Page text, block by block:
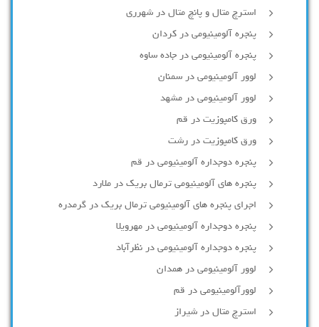
استرچ متال و پانچ متال در شهرری
پنجره آلومینیومی در کردان
پنجره آلومینیومی در جاده ساوه
لوور آلومینیومی در سمنان
لوور آلومینیومی در مشهد
ورق کامپوزیت در قم
ورق کامپوزیت در رشت
پنجره دوجداره آلومينيومی در قم
پنجره های آلومینیومی ترمال بریک در ملارد
اجرای پنجره های آلومینیومی ترمال بریک در گرمدره
پنجره دوجداره آلومینیومی در مهرویلا
پنجره دوجداره آلومینیومی در نظرآباد
لوور آلومینیومی در همدان
لوورآلومینیومی در قم
استرچ متال در شیراز